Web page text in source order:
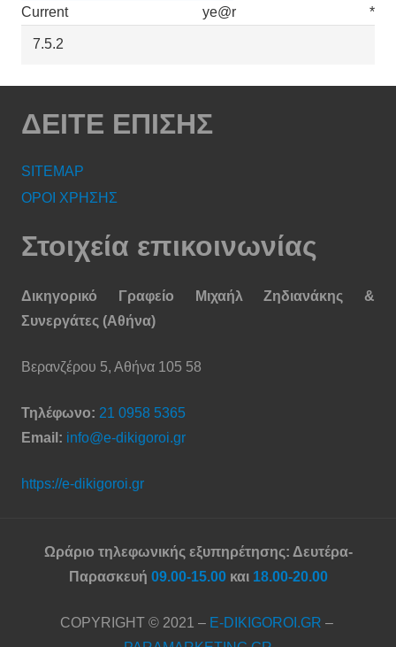
Current ye@r *
ΔΕΙΤΕ ΕΠΙΣΗΣ
SITEMAP
ΟΡΟΙ ΧΡΗΣΗΣ
Στοιχεία επικοινωνίας
Δικηγορικό Γραφείο Μιχαήλ Ζηδιανάκης &
Συνεργάτες (Αθήνα)
Βερανζέρου 5, Αθήνα 105 58
Τηλέφωνο: 21 0958 5365
Email: info@e-dikigoroi.gr
https://e-dikigoroi.gr
Ωράριο τηλεφωνικής εξυπηρέτησης: Δευτέρα-
Παρασκευή 09.00-15.00και 18.00-20.00
COPYRIGHT © 2021 – E-DIKIGOROI.GR –